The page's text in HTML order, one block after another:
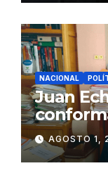
NACIONAL
Juan
Fujimori
AGOSTO 1,